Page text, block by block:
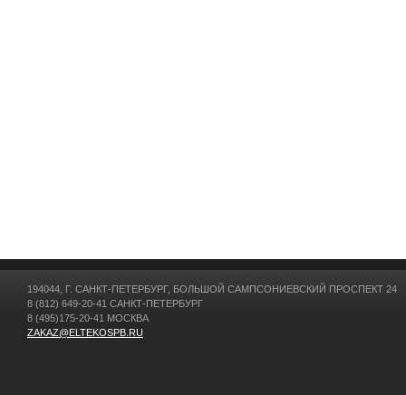
194044, Г. САНКТ-ПЕТЕРБУРГ, БОЛЬШОЙ САМПСОНИЕВСКИЙ ПРОСПЕКТ 24
8 (812) 649-20-41 САНКТ-ПЕТЕРБУРГ
8 (495)175-20-41 МОСКВА
ZAKAZ@ELTEKOSPB.RU